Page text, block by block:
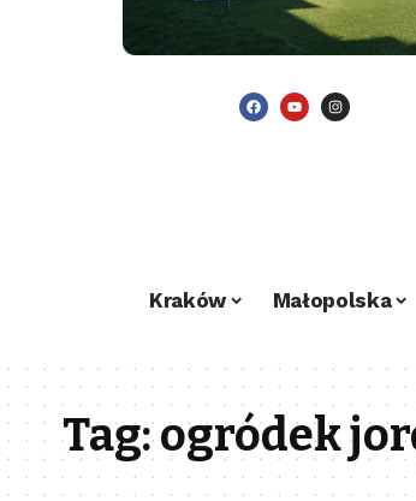
Kraków Małopolska
Tag:ogródek